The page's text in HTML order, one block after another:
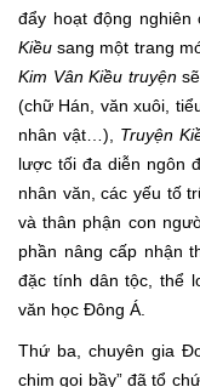
đẩy hoạt động
Kiều sang một trang
Kim Vân Kiều truyệnsẽ
(chữ Hán, văn xuôi,
nhân vật…), Truyện
lược tối đa diễn ngôn
nhân văn, các yếu tố
và thân phận con
phần nâng cấp nhận
đặc tính dân tộc, thể
văn học Đông Á.
Thứ ba, chuyên gia
chim gọi bầy” đã tổ